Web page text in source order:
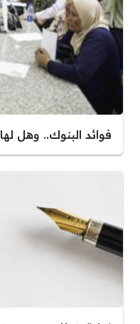
فوائد البنوك.. وهل لها